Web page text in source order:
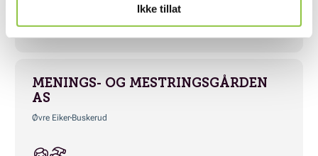
Ikke tillat
MENINGS- OG MESTRINGSGÅRDEN
AS
Øvre EikerBuskerud